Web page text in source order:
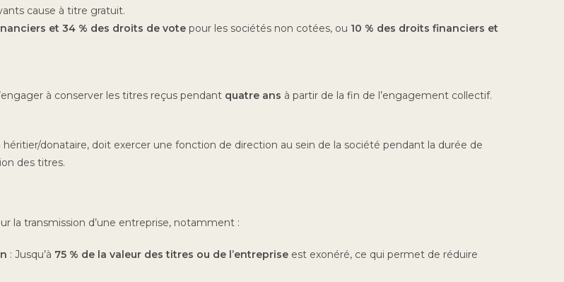
cause à titre gratuit.
et 34 % des droits de vote pour les sociétés non cotées, ou 10 % des droits financiers et
à conserver les titres reçus pendant quatre ans à partir de la fin de l’engagement collectif.
donataire, doit exercer une fonction de direction au sein de la société pendant la durée de
des titres.
la transmission d’une entreprise, notamment :
: Jusqu’à 75 % de la valeur des titres ou de l’entreprise est exonéré, ce qui permet de réduire